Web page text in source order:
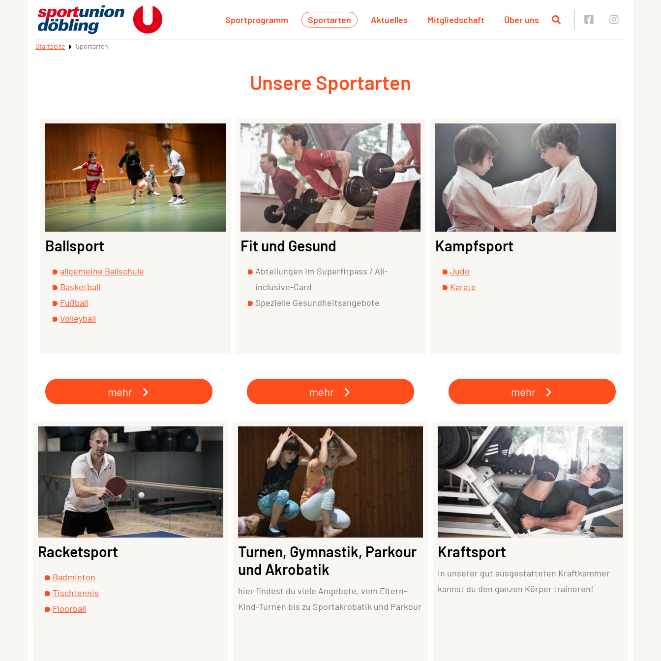
Sportprogramm Sportarten Aktuelles Mitgliedschaft Über uns
Startseite Sportarten
Unsere Sportarten
Ballsport
allgemeine Ballschule
Basketball
Fußball
Volleyball
Fit und Gesund
Abteilungen im Superfitpass / All-
inclusive-Card
Spezielle Gesundheitsangebote
Kampfsport
Judo
Karate
mehr mehr mehr
Racketsport
Badminton
Tischtennis
Floorball
Turnen, Gymnastik, Parkour
und Akrobatik
hier findest du viele Angebote, vom Eltern-
Kind-Turnen bis zu Sportakrobatik und Parkour
Kraftsport
In unserer gut ausgestatteten Kraftkammer
kannst du den ganzen Körper traineren!